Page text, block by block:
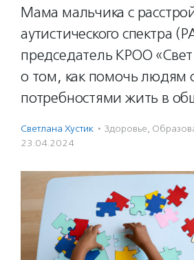
Мама мальчика с
аутистического спектра
председатель КРОО
о том, как помочь людям
потребностями жить в
Светлана Хустик · Здоровье,
23.04.2024